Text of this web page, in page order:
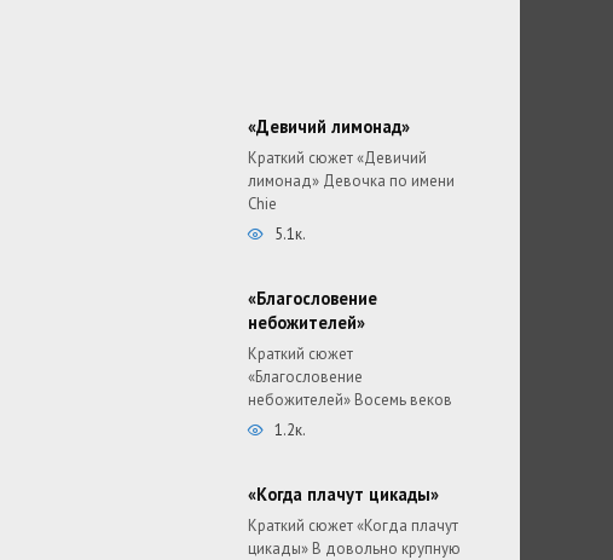
«Девичий лимонад»
Краткий сюжет «Девичий
лимонад» Девочка по имени
Chie
5.1к.
«Благословение
небожителей»
Краткий сюжет
«Благословение
небожителей» Восемь веков
1.2к.
«Когда плачут цикады»
Краткий сюжет «Когда плачут
цикады» В довольно крупную